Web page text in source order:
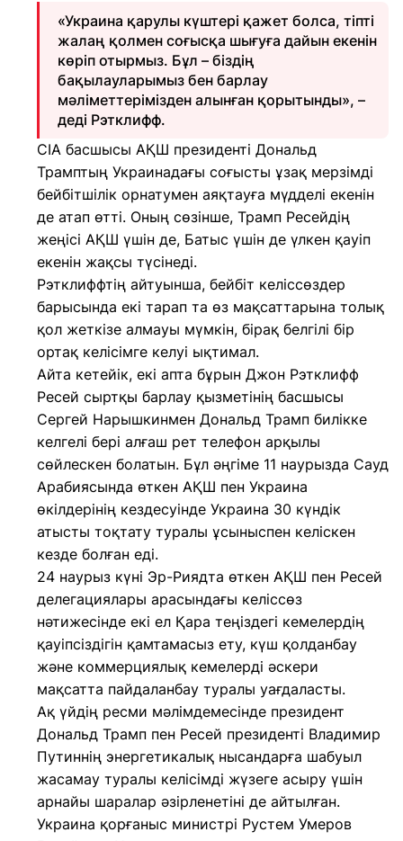
«Украина қарулы күштері қажет болса, тіпті
жалаң қолмен соғысқа шығуға дайын екенін
көріп отырмыз. Бұл – біздің
бақылауларымыз бен барлау
мәліметтерімізден алынған қорытынды», –
деді Рэтклифф.
CIA басшысы АҚШ президенті Дональд
Трамптың Украинадағы соғысты ұзақ мерзімді
бейбітшілік орнатумен аяқтауға мүдделі екенін
де атап өтті. Оның сөзінше, Трамп Ресейдің
жеңісі АҚШ үшін де, Батыс үшін де үлкен қауіп
екенін жақсы түсінеді.
Рэтклиффтің айтуынша, бейбіт келіссөздер
барысында екі тарап та өз мақсаттарына толық
қол жеткізе алмауы мүмкін, бірақ белгілі бір
ортақ келісімге келуі ықтимал.
Айта кетейік, екі апта бұрын Джон Рэтклифф
Ресей сыртқы барлау қызметінің басшысы
Сергей Нарышкинмен Дональд Трамп билікке
келгелі бері алғаш рет телефон арқылы
сөйлескен болатын. Бұл әңгіме 11 наурызда Сауд
Арабиясында өткен АҚШ пен Украина
өкілдерінің кездесуінде Украина 30 күндік
атысты тоқтату туралы ұсыныспен келіскен
кезде болған еді.
24 наурыз күні Эр-Риядта өткен АҚШ пен Ресей
делегациялары арасындағы келіссөз
нәтижесінде екі ел Қара теңіздегі кемелердің
қауіпсіздігін қамтамасыз ету, күш қолданбау
және коммерциялық кемелерді әскери
мақсатта пайдаланбау туралы уағдаласты.
Ақ үйдің ресми мәлімдемесінде президент
Дональд Трамп пен Ресей президенті Владимир
Путиннің энергетикалық нысандарға шабуыл
жасамау туралы келісімді жүзеге асыру үшін
арнайы шаралар әзірленетіні де айтылған.
Украина қорғаныс министрі Рустем Умеров